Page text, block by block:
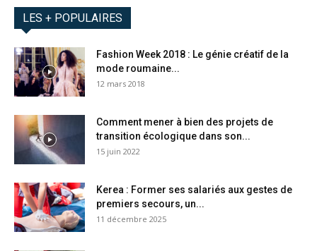
LES + POPULAIRES
Fashion Week 2018 : Le génie créatif de la
mode roumaine...
12 mars 2018
Comment mener à bien des projets de
transition écologique dans son...
15 juin 2022
Kerea : Former ses salariés aux gestes de
premiers secours, un...
11 décembre 2025